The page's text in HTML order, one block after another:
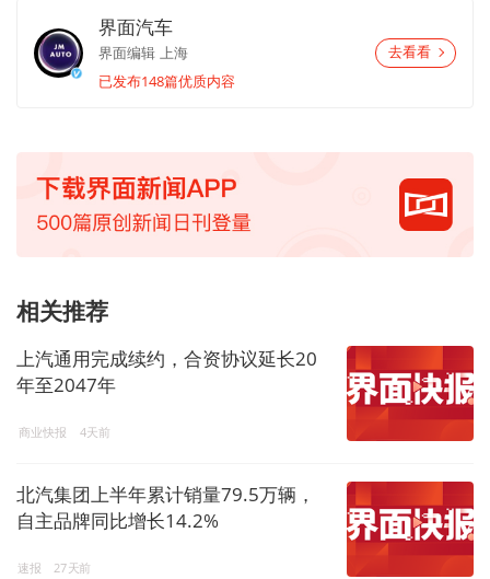
界面汽车
界面编辑 上海
已发布148篇优质内容
去看看
相关推荐
上汽通用完成续约，合资协议延长20
年至2047年
商业快报 4天前
北汽集团上半年累计销量79.5万辆，
自主品牌同比增长14.2%
速报 27天前